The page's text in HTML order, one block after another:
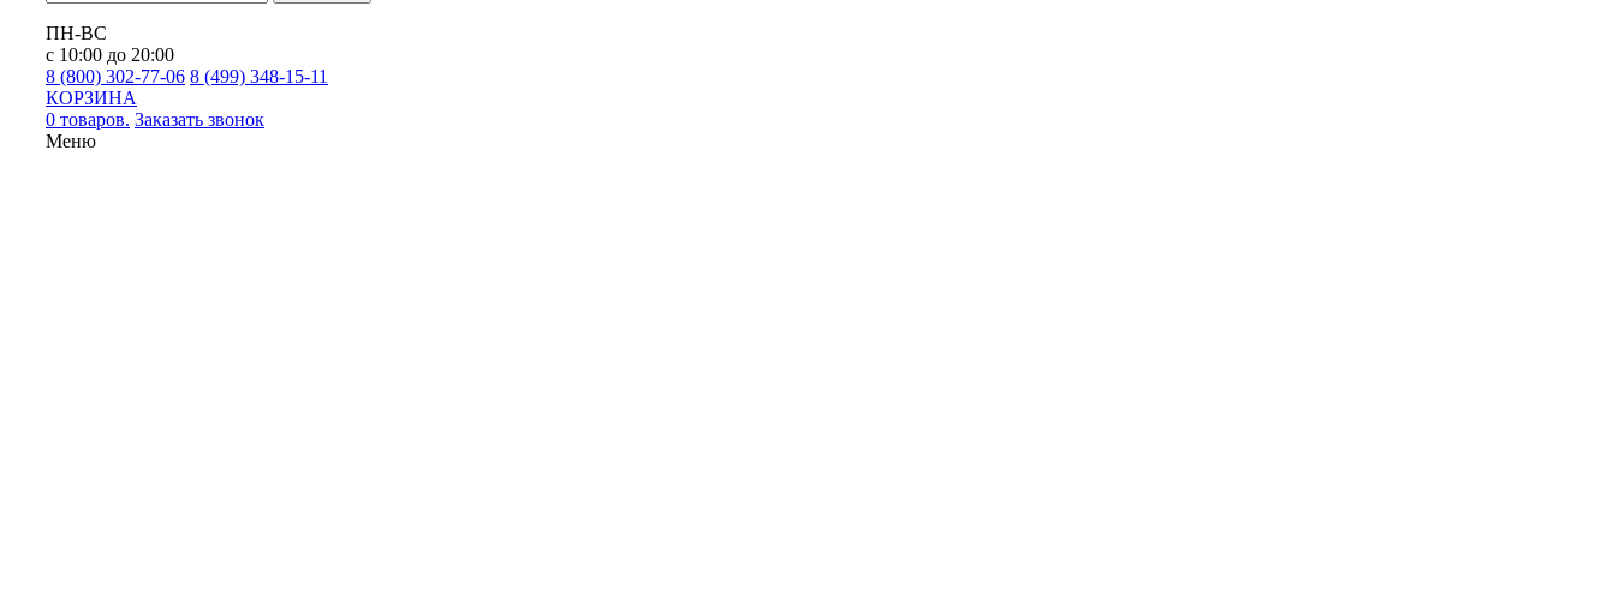
ПН-ВС
с 10:00 до 20:00
8 (800) 302-77-06 8 (499) 348-15-11
КОРЗИНА
0 товаров. Заказать звонок
Меню